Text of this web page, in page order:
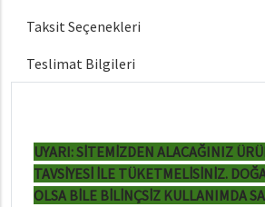
Taksit Seçenekleri
Teslimat Bilgileri
UYARI: SİTEMİZDEN ALACAĞINIZ
TAVSİYESİ İLE TÜKETMELİSİNİZ.
OLSA BİLE BİLİNÇSİZ KULLANIMDA